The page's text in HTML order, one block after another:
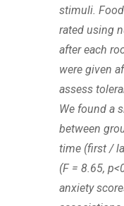
stimuli.
rated using
after each
were given
assess
We found a
between
time (first /
(F = 8.65,
anxiety